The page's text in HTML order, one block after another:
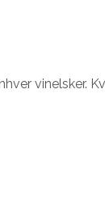
vinelsker.